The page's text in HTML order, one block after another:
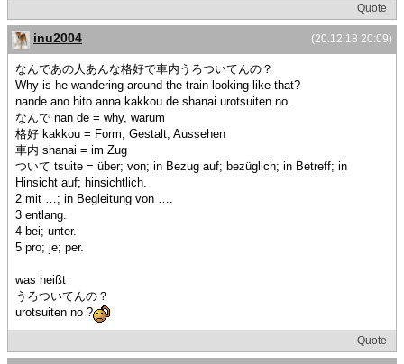
Quote
(20.12.18 20:09)
inu2004
なんであの人あんな格好で車内うろついてんの？
Why is he wandering around the train looking like that?
nande ano hito anna kakkou de shanai urotsuiten no.
なんで nan de = why, warum
格好 kakkou = Form, Gestalt, Aussehen
車内 shanai = im Zug
ついて tsuite = über; von; in Bezug auf; bezüglich; in Betreff; in
Hinsicht auf; hinsichtlich.
2 mit …; in Begleitung von ….
3 entlang.
4 bei; unter.
5 pro; je; per.
was heißt
うろついてんの？
urotsuiten no ?
Quote